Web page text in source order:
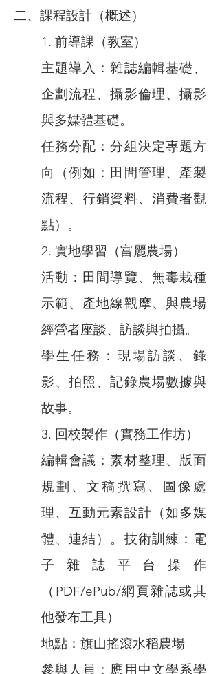
二、課程設計（概述）
1. 前導課（教室）
主題導入：雜誌編輯基礎、
企劃流程、攝影倫理、攝影
與多媒體基礎。
任務分配：分組決定專題方
向（例如：田間管理、產製
流程、行銷資料、消費者觀
點）。
2. 實地學習（富麗農場）
活動：田間導覽、無毒栽種
示範、產地線觀摩、與農場
經營者座談、訪談與拍攝。
學生任務：現場訪談、錄
影、拍照、記錄農場數據與
故事。
3. 回校製作（實務工作坊）
編輯會議：素材整理、版面
規劃、文稿撰寫、圖像處
理、互動元素設計（如多媒
體、連結）。技術訓練：電
子雜誌平台操作
（PDF/ePub/網頁雜誌或其
他發布工具）
地點：旗山搖滾水稻農場
參與人員：應用中文學系學